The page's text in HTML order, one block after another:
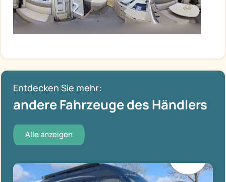
Entdecken Sie mehr:
andere Fahrzeuge des Händlers
Alle anzeigen